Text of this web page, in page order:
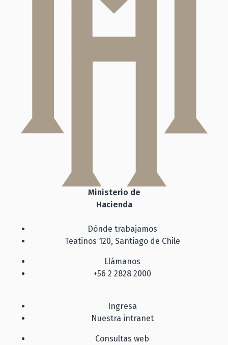
Ministerio de
Hacienda
Dónde trabajamos
Teatinos 120, Santiago de Chile
Llámanos
+56 2 2828 2000
Ingresa
Nuestra intranet
Consultas web